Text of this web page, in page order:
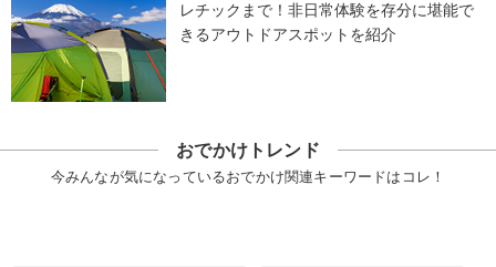
レチックまで！非日常体験を存分に堪能で
きるアウトドアスポットを紹介
おでかけトレンド
今みんなが気になっているおでかけ関連キーワードはコレ！